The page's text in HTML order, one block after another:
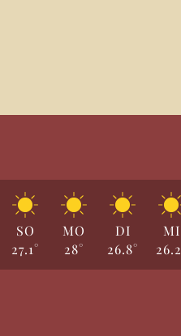
SO
27.1°
MO
28°
DI
26.8°
MI
26.2